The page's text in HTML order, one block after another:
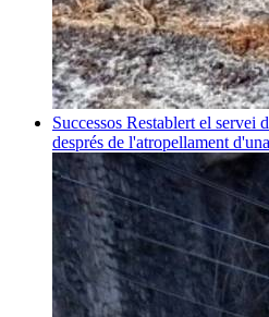
Successos Restablert el servei
després de l'atropellament